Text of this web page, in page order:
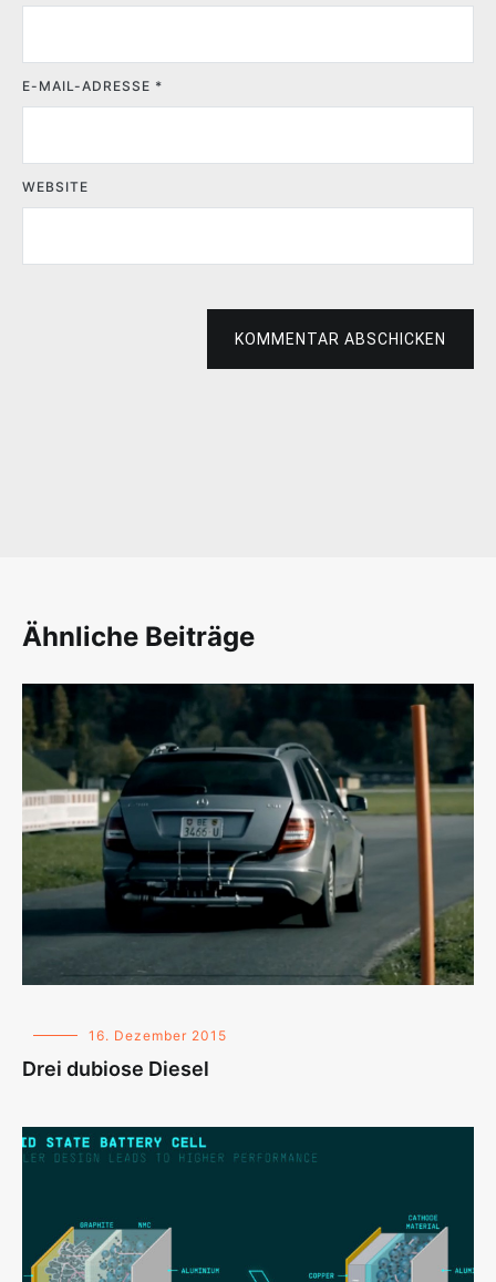
E-MAIL-ADRESSE *
WEBSITE
KOMMENTAR ABSCHICKEN
Ähnliche Beiträge
16. Dezember 2015
Drei dubiose Diesel